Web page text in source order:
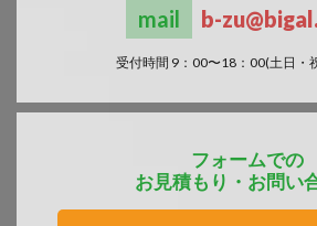
mail
b-zu
受付時間 9：00〜18：00(土日・
フォームでの
お見積もり・お問い